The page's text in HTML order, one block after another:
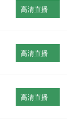
高清直播
高清直播
高清直播